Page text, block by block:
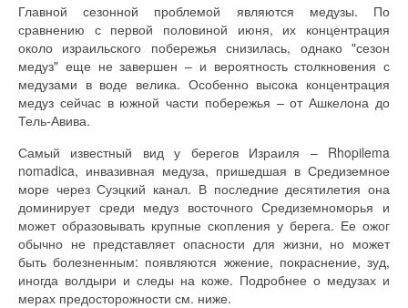
Главной сезонной проблемой являются медузы. По
сравнению с первой половиной июня, их концентрация
около израильского побережья снизилась, однако "сезон
медуз" еще не завершен – и вероятность столкновения с
медузами в воде велика. Особенно высока концентрация
медуз сейчас в южной части побережья – от Ашкелона до
Тель-Авива.
Самый известный вид у берегов Израиля – Rhopilema
nomadica, инвазивная медуза, пришедшая в Средиземное
море через Суэцкий канал. В последние десятилетия она
доминирует среди медуз восточного Средиземноморья и
может образовывать крупные скопления у берега. Ее ожог
обычно не представляет опасности для жизни, но может
быть болезненным: появляются жжение, покраснение, зуд,
иногда волдыри и следы на коже. Подробнее о медузах и
мерах предосторожности см. ниже.